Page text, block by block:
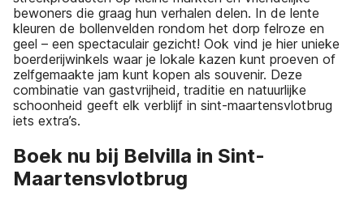
bewoners die graag hun verhalen delen. In de lente
kleuren de bollenvelden rondom het dorp felroze en
geel – een spectaculair gezicht! Ook vind je hier unieke
boerderijwinkels waar je lokale kazen kunt proeven of
zelfgemaakte jam kunt kopen als souvenir. Deze
combinatie van gastvrijheid, traditie en natuurlijke
schoonheid geeft elk verblijf in sint-maartensvlotbrug
iets extra’s.
Boek nu bij Belvilla in Sint-
Maartensvlotbrug